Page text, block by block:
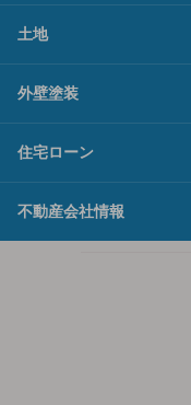
土地
外壁塗装
住宅ローン
不動産会社情報